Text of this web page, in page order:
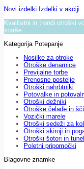
Novi izdelki Izdelki v akciji
Kvalitetni in trendi otroški
starše.
Kategorija Potepanje
Nosilke za otroke
Otroške denarnice
Previjalne torbe
Prenosne postelje
Otroški nahrbtniki
Potovalke in
Otroški dežniki
Otroške čelade in
Vozički marele
Otroški sedeži za
Otroški skiroji in
Otroški šotori in
Poletni pripomočki
Blagovne znamke